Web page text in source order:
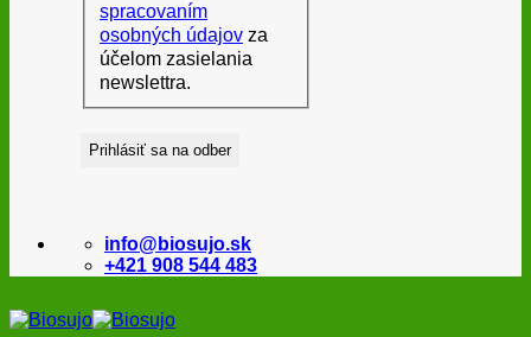
spracovaním
osobných údajov za
účelom zasielania
newslettra.
info@biosujo.sk
+421 908 544 483